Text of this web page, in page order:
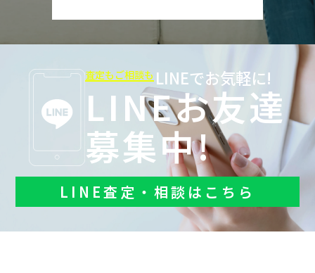
査定もご相談も LINEでお気軽に!
LINEお友達
募集中!
LINE査定・相談はこちら